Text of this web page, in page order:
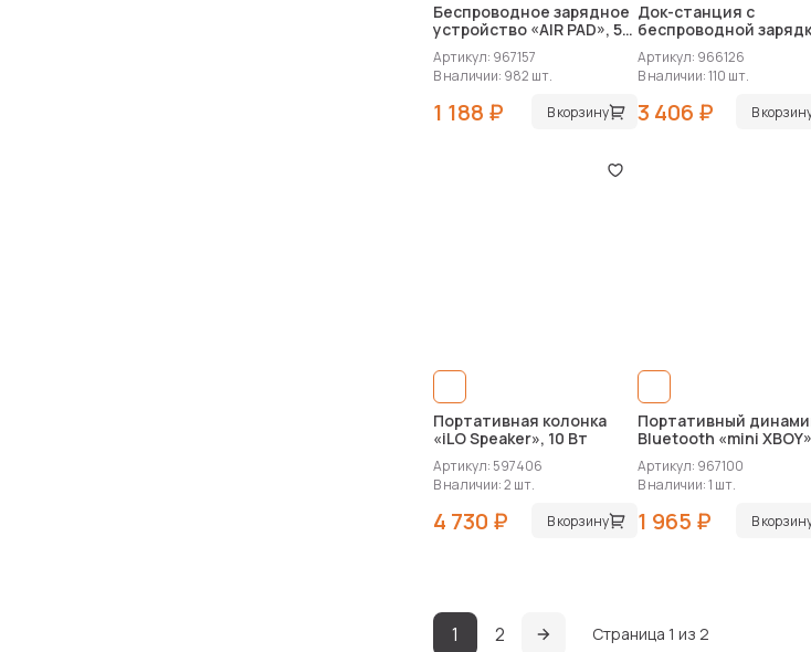
Беспроводное зарядное
устройство «AIR PAD», 5
Вт
Артикул: 967157
В наличии: 982 шт.
1 188 ₽ В корзину
Док-станция с
беспроводной
«iLO Wireless Dock»
Артикул: 966126
В наличии: 110 шт.
3 406 ₽ В
Портативная колонка
«iLO Speaker», 10 Вт
Артикул: 597406
В наличии: 2 шт.
4 730 ₽ В корзину
Портативный
Bluetooth «mini XBOY»
Артикул: 967100
В наличии: 1 шт.
1 965 ₽ В
1 2 Страница 1 из 2